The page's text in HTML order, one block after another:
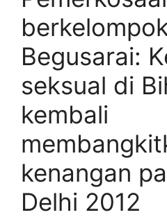
Begusarai:
seksual di
kembali
kenangan
Delhi 2012